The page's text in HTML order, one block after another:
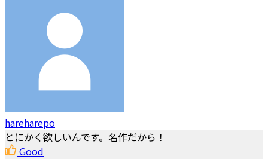
hareharepo
とにかく欲しいんです。名作だから！
Good